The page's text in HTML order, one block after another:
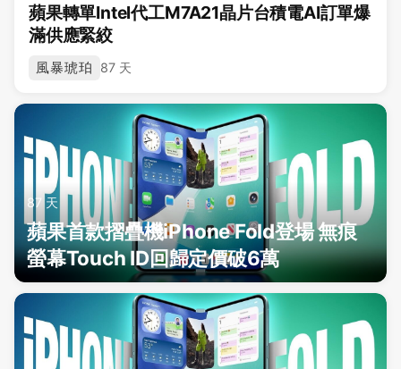
蘋果轉單Intel代工M7A21晶片台積電AI訂單爆
滿供應緊絞
風暴琥珀 87 天
87 天
蘋果首款摺疊機iPhone Fold登場 無痕
螢幕Touch ID回歸定價破6萬